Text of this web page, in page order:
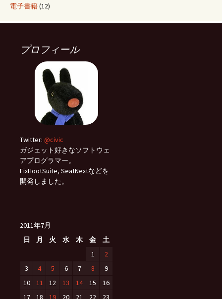
電子書籍(12)
プロフィール
Twitter: @civic
ガジェット好きなソフトウェ
アプログラマー。
FixHootSuite, SeatNextなどを
開発しました。
2011年7月
日
月 火 水 木 金
土
1
2
3
4 5 6 7 8
9
10
11 12 13 14 15
16
17
18 19 20 21 22 23